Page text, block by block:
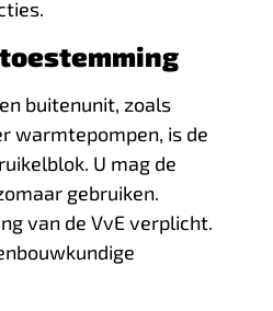
buitenunit, zoals
warmtepompen, is de
U mag de
gebruiken.
van de VvE verplicht.